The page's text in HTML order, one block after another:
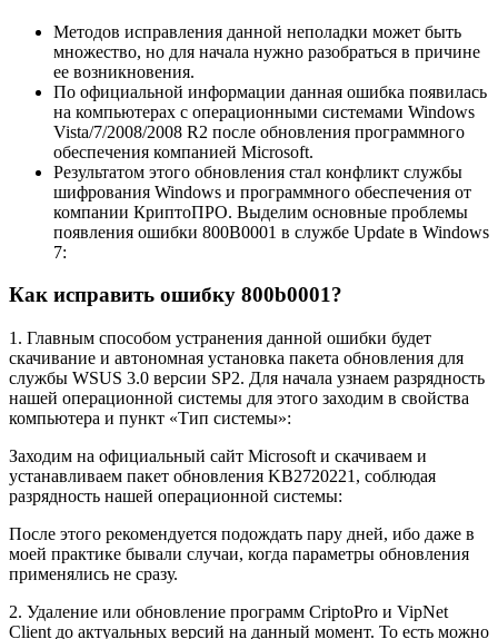
Методов исправления данной неполадки может быть
множество, но для начала нужно разобраться в причине
ее возникновения.
По официальной информации данная ошибка появилась
на компьютерах с операционными системами Windows
Vista/7/2008/2008 R2 после обновления программного
обеспечения компанией Microsoft.
Результатом этого обновления стал конфликт службы
шифрования Windows и программного обеспечения от
компании КриптоПРО. Выделим основные проблемы
появления ошибки 800B0001 в службе Update в Windows
7:
Как исправить ошибку 800b0001?
1. Главным способом устранения данной ошибки будет
скачивание и автономная установка пакета обновления для
службы WSUS 3.0 версии SP2. Для начала узнаем разрядность
нашей операционной системы для этого заходим в свойства
компьютера и пункт «Тип системы»:
Заходим на официальный сайт Microsoft и скачиваем и
устанавливаем пакет обновления KB2720221, соблюдая
разрядность нашей операционной системы:
После этого рекомендуется подождать пару дней, ибо даже в
моей практике бывали случаи, когда параметры обновления
применялись не сразу.
2. Удаление или обновление программ CriptoPro и VipNet
Client до актуальных версий на данный момент. То есть можно